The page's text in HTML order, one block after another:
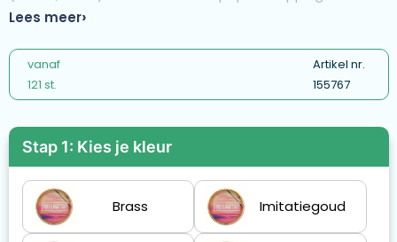
Lees meer
vanaf
121 st.
Artikel nr.
155767
Stap 1: Kies je kleur
Brass Imitatiegoud